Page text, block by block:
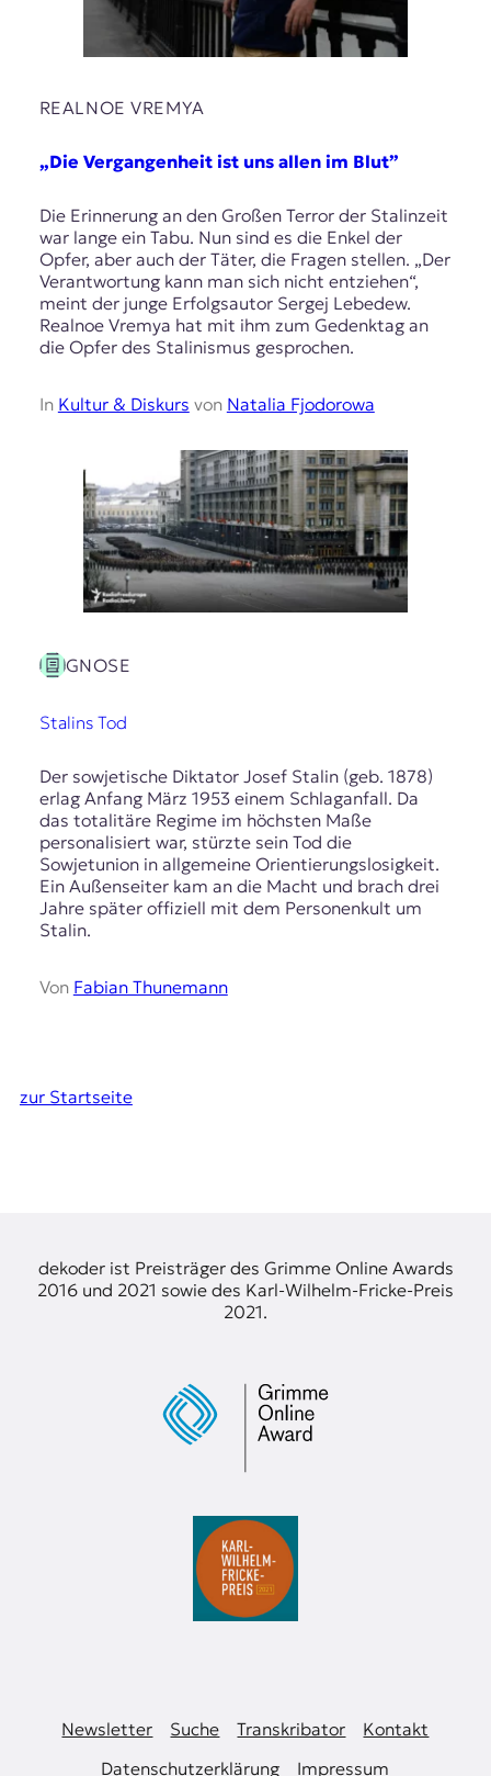
REALNOE VREMYA
„Die Vergangenheit ist uns allen im Blut”
Die Erinnerung an den Großen Terror der Stalinzeit
war lange ein Tabu. Nun sind es die Enkel der
Opfer, aber auch der Täter, die Fragen stellen. „Der
Verantwortung kann man sich nicht entziehen“,
meint der junge Erfolgsautor Sergej Lebedew.
Realnoe Vremya hat mit ihm zum Gedenktag an
die Opfer des Stalinismus gesprochen.
In Kultur & Diskurs von Natalia Fjodorowa
GNOSE
Stalins Tod
Der sowjetische Diktator Josef Stalin (geb. 1878)
erlag Anfang März 1953 einem Schlaganfall. Da
das totalitäre Regime im höchsten Maße
personalisiert war, stürzte sein Tod die
Sowjetunion in allgemeine Orientierungslosigkeit.
Ein Außenseiter kam an die Macht und brach drei
Jahre später offiziell mit dem Personenkult um
Stalin.
Von Fabian Thunemann
zur Startseite
dekoder ist Preisträger des Grimme Online Awards
2016 und 2021 sowie des Karl-Wilhelm-Fricke-Preis
2021.
Newsletter Suche Transkribator
Kontakt
Datenschutzerklärung
Impressum